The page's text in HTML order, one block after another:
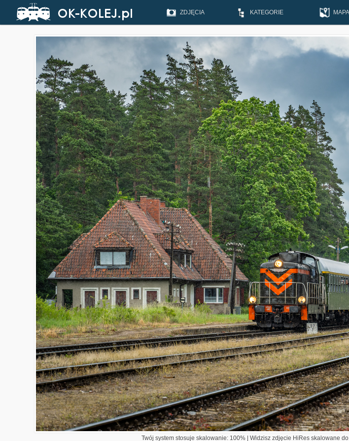
ZDJĘCIA KATEGORIE MAPA
Twój system stosuje skalowanie: 100% | Widzisz zdjęcie HiRes skalowane